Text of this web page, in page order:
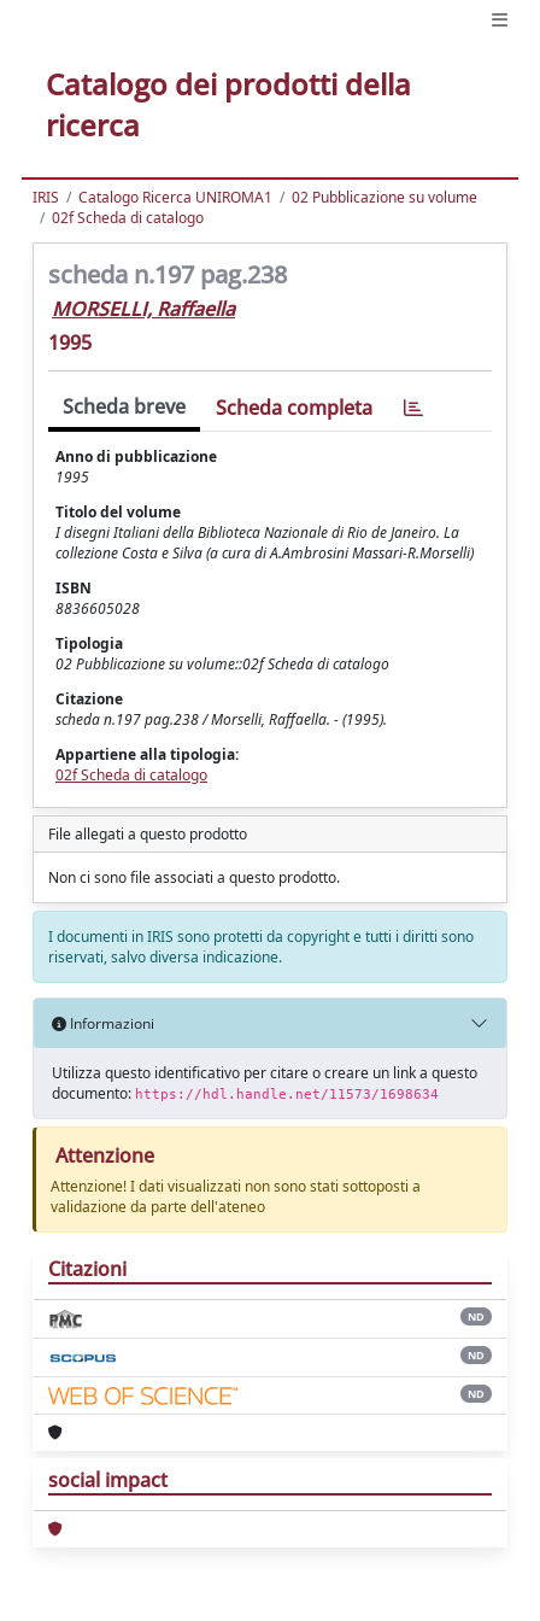
Catalogo dei prodotti della
ricerca
IRIS Catalogo Ricerca UNIROMA1
02 Pubblicazione su volume
02f Scheda di catalogo
scheda n.197 pag.238
MORSELLI, Raffaella
1995
Scheda breve Scheda completa
Anno di pubblicazione
1995
Titolo del volume
I disegni Italiani della Biblioteca Nazionale di Rio de Janeiro. La
collezione Costa e Silva (a cura di A.Ambrosini Massari-R.Morselli)
ISBN
8836605028
Tipologia
02 Pubblicazione su volume::02f Scheda di catalogo
Citazione
scheda n.197 pag.238 / Morselli, Raffaella. - (1995).
Appartiene alla tipologia:
02f Scheda di catalogo
File allegati a questo prodotto
Non ci sono file associati a questo prodotto.
I documenti in IRIS sono protetti da copyright e tutti i diritti sono
riservati, salvo diversa indicazione.
Informazioni
Utilizza questo identificativo per citare o creare un link a questo
documento: https://hdl.handle.net/11573/1698634
Attenzione
Attenzione! I dati visualizzati non sono stati sottoposti a
validazione da parte dell'ateneo
Citazioni
ND
ND
ND
social impact